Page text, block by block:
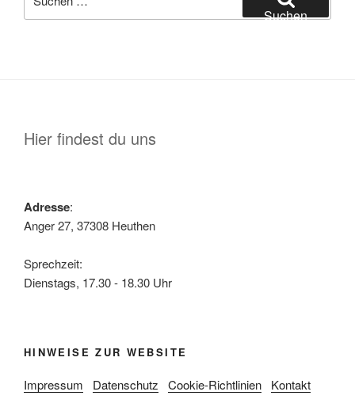
nach:
Suchen
Hier findest du uns
Adresse:
Anger 27, 37308 Heuthen
Sprechzeit:
Dienstags, 17.30 - 18.30 Uhr
HINWEISE ZUR WEBSITE
Impressum Datenschutz Cookie-Richtlinien Kontakt